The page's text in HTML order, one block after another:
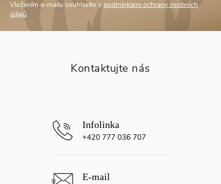
pVložením e-mailu souhlasíte s podmínkami ochrany osobních
údajů
+420 777 036 707